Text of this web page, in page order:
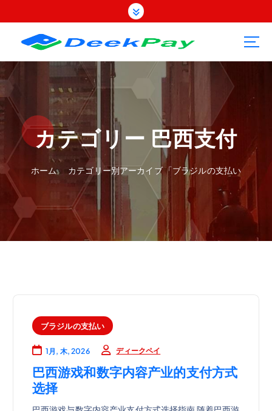
ン
ツ
キ
ッ
カテゴリー 巴西支付
ホーム カテゴリー別アーカイブ 「ブラジルの支払い
ブラジルの支払い
1月, 木, 2026 ディークペイ
巴西游戏和数字内容产业的支付方式
选择